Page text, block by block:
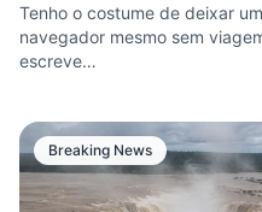
Tenho o costume de deixar
navegador mesmo sem
escreve…
Breaking News